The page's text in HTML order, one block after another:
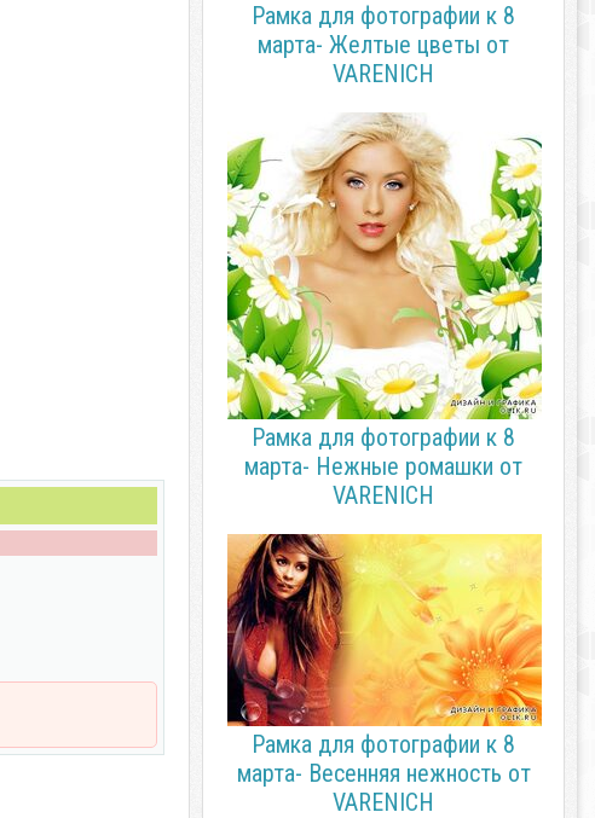
Рамка для фотографии к 8
марта- Желтые цветы от
VARENICH
Рамка для фотографии к 8
марта- Нежные ромашки от
VARENICH
Рамка для фотографии к 8
марта- Весенняя нежность от
VARENICH